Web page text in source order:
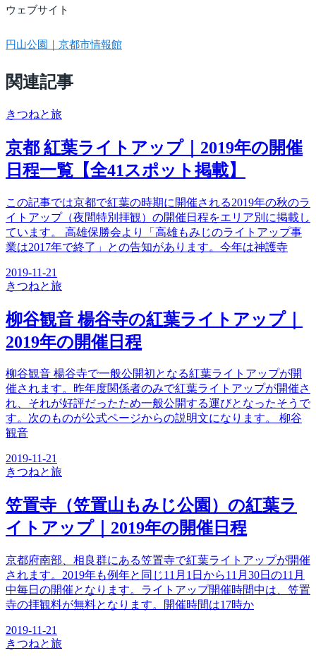
ウェブサイト
円山公園｜京都市情報館
関連記事
きつねと旅
京都 紅葉ライトアップ｜2019年の開催
日程一覧【全41スポット掲載】
この記事では京都で紅葉の時期に開催される2019年の秋のラ
イトアップ（夜間特別拝観）の開催日程をエリア別に掲載し
ています。 高雄保勝会より「高雄もみじのライトアップ事
業は2017年で終了」との告知があります。今年は神護寺
2019-11-21
きつねと旅
柳谷観音 楊谷寺の紅葉ライトアップ｜
2019年の開催日程
柳谷観音 楊谷寺で一般公開初となる紅葉ライトアップが開
催されます。昨年度関係者のみで紅葉ライトアップが開催さ
れ、それが好評だったため一般公開する運びとなったそうで
す。次のものが公式ページからの説明文になります。 柳谷
観音
2019-11-21
きつねと旅
笠置寺（笠置山もみじ公園）の紅葉ラ
イトアップ｜2019年の開催日程
京都府南部、相良群にある笠置寺で紅葉ライトアップが開催
されます。2019年も例年と同じ11月1日から11月30日の11月
中毎日の開催となります。ライトアップ開催時間中は、笠置
寺の拝観料が無料となります。開催時間は17時か
2019-11-21
きつねと旅